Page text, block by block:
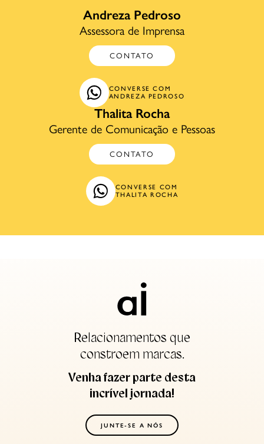
Andreza Pedroso
Assessora de Imprensa
CONTATO
CONVERSE COM
ANDREZA PEDROSO
Thalita Rocha
Gerente de Comunicação e Pessoas
CONTATO
CONVERSE COM
THALITA ROCHA
Relacionamentos que
constroem marcas.
Venha fazer parte desta
incrível jornada!
JUNTE-SE A NÓS